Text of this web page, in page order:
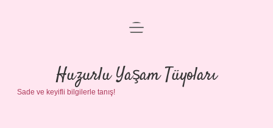
Anasayfa
Gizlilik Politikası
Yasal Uyarı
menüyü
Huzurlu Yaşam Tüyoları
Sade ve keyifli bilgilerle tanış!